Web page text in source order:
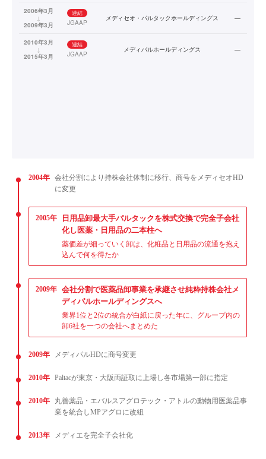
2006年3月
↓
2009年3月
連結
JGAAP
メディセオ・パルタックホールディングス —
2010年3月
↓
2015年3月
連結
JGAAP
メディパルホールディングス —
2004年 会社分割により持株会社体制に移行、商号をメディセオHD
に変更
2005年
日用品卸最大手パルタックを株式交換で完全子会社
化し医薬・日用品の二本柱へ
薬価差が細っていく卸は、化粧品と日用品の流通を抱え
込んで何を得たか
2009年 会社分割で医薬品卸事業を承継させ純粋持株会社メ
ディパルホールディングスへ
業界1位と2位の統合が白紙に戻った年に、グループ内の
卸6社を一つの会社へまとめた
2009年 メディパルHDに商号変更
2010年 Paltacが東京・大阪両証取に上場し各市場第一部に指定
2010年
丸善薬品・エバルスアグロテック・アトルの動物用医薬品事
業を統合しMPアグロに改組
2013年 メディエを完全子会社化